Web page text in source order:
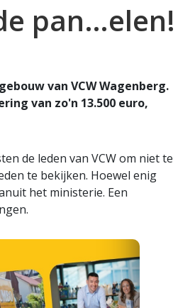
pan…elen!
van VCW Wagenberg.
van zo'n 13.500 euro,
de leden van VCW om niet te
te bekijken. Hoewel enig
het ministerie. Een